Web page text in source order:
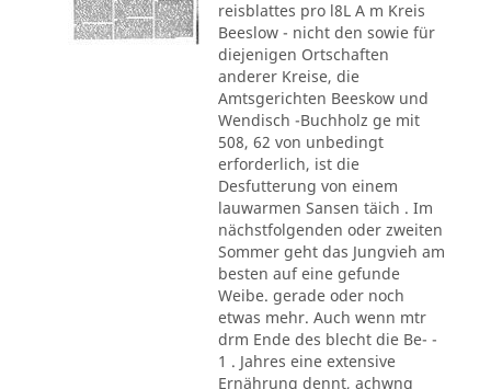
reisblattes pro l8L A m Kreis
Beeslow - nicht den sowie für
diejenigen Ortschaften
anderer Kreise, die
Amtsgerichten Beeskow und
Wendisch -Buchholz ge mit
508, 62 von unbedingt
erforderlich, ist die
Desfutterung von einem
lauwarmen Sansen täich . Im
nächstfolgenden oder zweiten
Sommer geht das Jungvieh am
besten auf eine gefunde
Weibe. gerade oder noch
etwas mehr. Auch wenn mtr
drm Ende des blecht die Be- -
1 . Jahres eine extensive
Ernährung dennt, achwng